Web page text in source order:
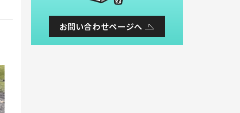
お問い合わせページへ